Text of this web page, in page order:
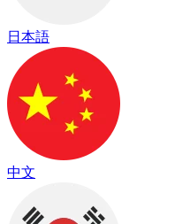
日本語
中文